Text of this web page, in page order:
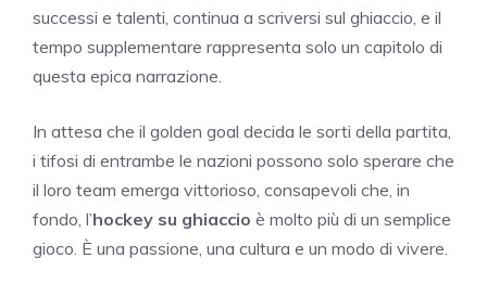
successi e talenti, continua a scriversi sul ghiaccio, e il
tempo supplementare rappresenta solo un capitolo di
questa epica narrazione.
In attesa che il golden goal decida le sorti della partita,
i tifosi di entrambe le nazioni possono solo sperare che
il loro team emerga vittorioso, consapevoli che, in
fondo, l’hockey su ghiaccio è molto più di un semplice
gioco. È una passione, una cultura e un modo di vivere.